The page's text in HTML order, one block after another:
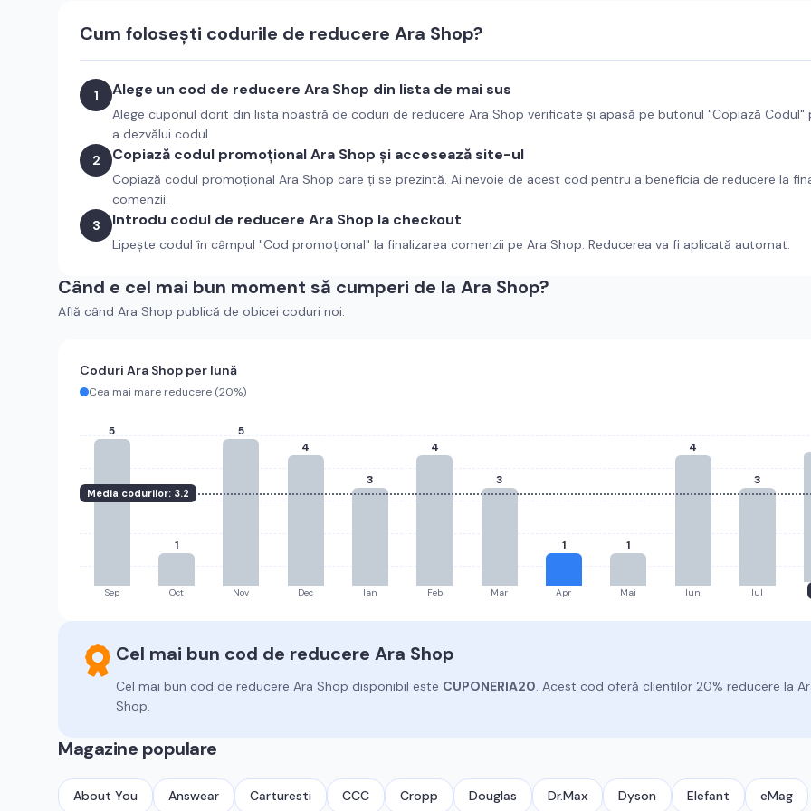
Cum folosești codurile de reducere Ara Shop?
1 Alege un cod de reducere Ara Shop din lista de mai sus
Alege cuponul dorit din lista noastră de coduri de reducere Ara Shop verificate și apasă pe butonul "Copiază Codul"
a dezvălui codul.
2
Copiază codul promoționalAra Shop și accesează site-ul
Copiază codul promoțional Ara Shop care ți se prezintă. Ai nevoie de acest cod pentru a beneficia de reducere la
comenzii.
3
Introdu codul de reducere Ara Shop la checkout
Lipește codul în câmpul "Cod promoțional" la finalizarea comenzii pe Ara Shop. Reducerea va fi aplicată automat.
Când e cel mai bun moment să cumperi de la Ara Shop?
Află când Ara Shop publică de obicei coduri noi.
Coduri Ara Shop per lună
Cea mai mare reducere (20%)
Media codurilor: 3.2
5
Sep
1
Oct
5
Nov
4
Dec
3
Ian
4
Feb
3
Mar
1
Apr
1
Mai
4
Iun
3
Iul
Cel mai bun cod de reducere Ara Shop
Cel mai bun cod de reducere Ara Shop disponibil este CUPONERIA20. Acest cod oferă clienților 20% reducere la
Shop.
Magazine populare
About You Answear Carturesti CCC Cropp Douglas Dr.Max Dyson Elefant eMag